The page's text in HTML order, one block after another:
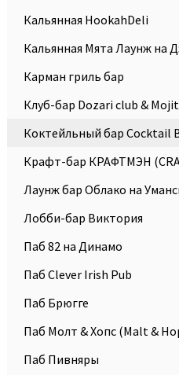
Кальянная HookahDeli
Кальянная Мята Лаунж на
Карман гриль бар
Клуб-бар Dozari club &
Коктейльный бар Cocktail
Крафт-бар КРАФТМЭН
Лаунж бар Облако на
Лобби-бар Виктория
Паб 82 на Динамо
Паб Clever Irish Pub
Паб Брюгге
Паб Молт & Хопс (Malt &
Паб Пивняры